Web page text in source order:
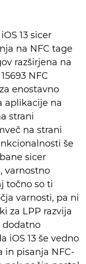
13 sicer
na NFC tage
razširjena na
NFC
enostavno
aplikacije na
strani
na strani
še
sicer
varnostno
točno so ti
varnosti, pa ni
za LPP razvija
dodatno
iOS 13 še vedno
in pisanja NFC-